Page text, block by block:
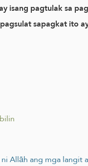
isang pagtulak sa
sapagkat ito
Allāh ang mga